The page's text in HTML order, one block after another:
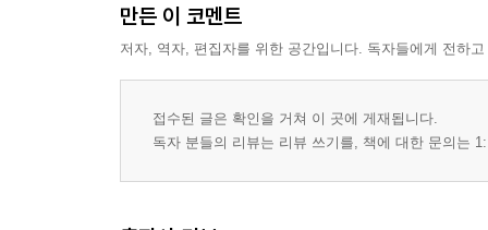
만든 이 코멘트
저자, 역자, 편집자를 위한 공간입니다. 독자들에게 전하
접수된 글은 확인을 거쳐 이 곳에 게재됩니다.
독자 분들의 리뷰는 리뷰 쓰기를, 책에 대한 문의는